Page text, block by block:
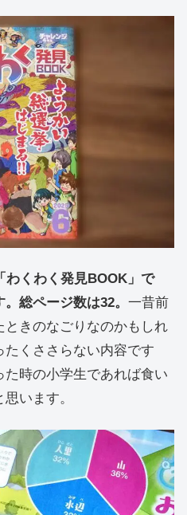
わくわく発見BOOK」で
総ページ数は32。 一昔前
きのなごりなのかもしれ
たくささらない内容です
時の小学生であれば食い
います。